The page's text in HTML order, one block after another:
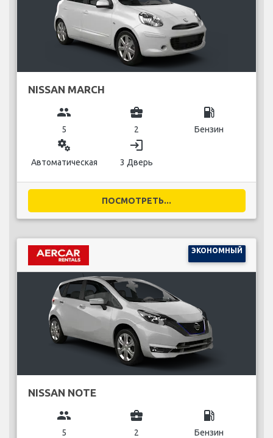
NISSAN MARCH
group
5
business_center
2
local_gas_station
Бензин
miscellaneous_services
Автоматическая
login
3 Дверь
ПОСМОТРЕТЬ...
ЭКОНОМНЫЙ
NISSAN NOTE
group
5
business_center
2
local_gas_station
Бензин